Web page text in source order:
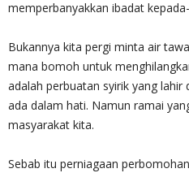
memperbanyakkan ibadat
Bukannya kita pergi minta air
mana bomoh untuk
adalah perbuatan syirik yang lahir
ada dalam hati. Namun ramai
masyarakat kita.
Sebab itu perniagaan